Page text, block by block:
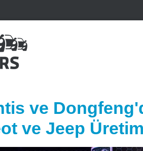
ve
ve Jeep